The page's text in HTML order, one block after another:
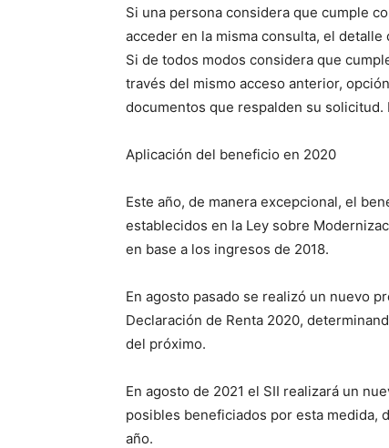
Si una persona considera que cumple
acceder en la misma consulta, el
Si de todos modos considera que
través del mismo acceso anterior,
documentos que respalden su solicitud.
Aplicación del beneficio en 2020
Este año, de manera excepcional, el
establecidos en la Ley sobre
en base a los ingresos de 2018.
En agosto pasado se realizó un nuevo
Declaración de Renta 2020,
del próximo.
En agosto de 2021 el SII realizará un
posibles beneficiados por esta medida,
año.